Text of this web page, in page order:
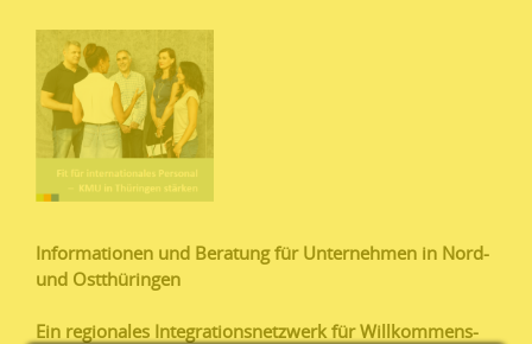
Informationen und Beratung für Unternehmen in Nord-
und Ostthüringen
Ein regionales Integrationsnetzwerk für Willkommens-